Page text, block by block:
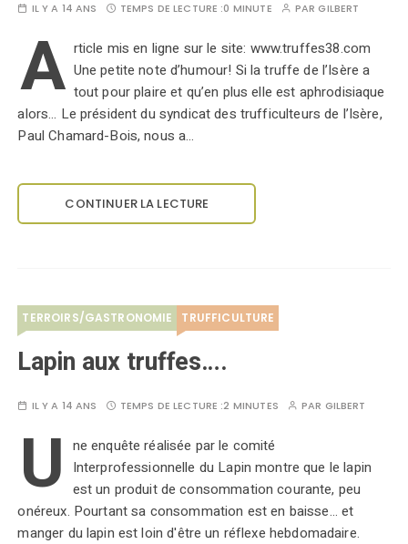
IL Y A 14 ANS TEMPS DE LECTURE :0 MINUTE PARGILBERT
A rticle mis en ligne sur le site: www.truffes38.com
Une petite note d’humour! Si la truffe de l’Isère a
tout pour plaire et qu’en plus elle est aphrodisiaque
alors… Le président du syndicat des trufficulteurs de l’Isère,
Paul Chamard-Bois, nous a…
CONTINUER LA LECTURE
TERROIRS/GASTRONOMIE TRUFFICULTURE
Lapin aux truffes….
IL Y A 14 ANS TEMPS DE LECTURE :2 MINUTES PAR GILBERT
U ne enquête réalisée par le comité
Interprofessionnelle du Lapin montre que le lapin
est un produit de consommation courante, peu
onéreux. Pourtant sa consommation est en baisse... et
manger du lapin est loin d'être un réflexe hebdomadaire.